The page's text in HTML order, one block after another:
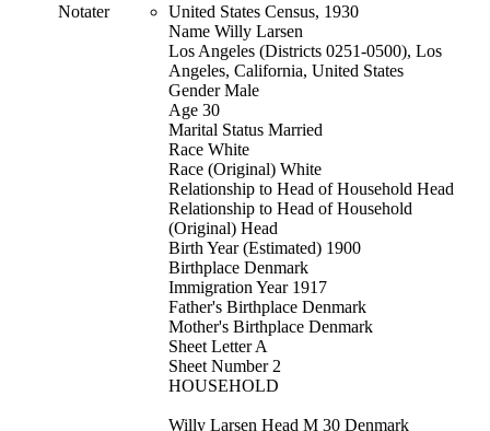
Notater
United States Census, 1930
Name Willy Larsen
Los Angeles (Districts 0251-0500), Los
Angeles, California, United States
Gender Male
Age 30
Marital Status Married
Race White
Race (Original) White
Relationship to Head of Household Head
Relationship to Head of Household
(Original) Head
Birth Year (Estimated) 1900
Birthplace Denmark
Immigration Year 1917
Father's Birthplace Denmark
Mother's Birthplace Denmark
Sheet Letter A
Sheet Number 2
HOUSEHOLD
Willy Larsen Head M 30 Denmark